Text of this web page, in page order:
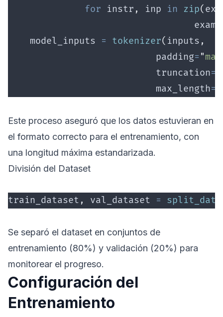
              for
instr , inp in zip(
    model_inputs
= tokenizer( inputs ,
                           padding
= "
                           truncation
                           max_length
=
Este proceso aseguró que los datos estuvieran en
el formato correcto para el entrenamiento, con
una longitud máxima estandarizada.
División del Dataset
train_dataset , val_dataset =
Se separó el dataset en conjuntos de
entrenamiento (80%) y validación (20%) para
monitorear el progreso.
Configuración del
Entrenamiento